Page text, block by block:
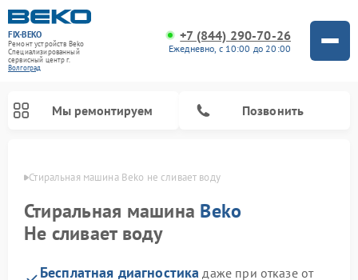
FIX-BEKO
Ремонт устройств Beko
Специализированный
cервисный центр г.
Волгоград
+7 (844) 290-70-26
Ежедневно, с 10:00 до 20:00
Мы ремонтируем Позвонить
Стиральная машина Beko не сливает воду
Стиральная машина Beko
Не сливает воду
Бесплатная диагностика даже при отказе от